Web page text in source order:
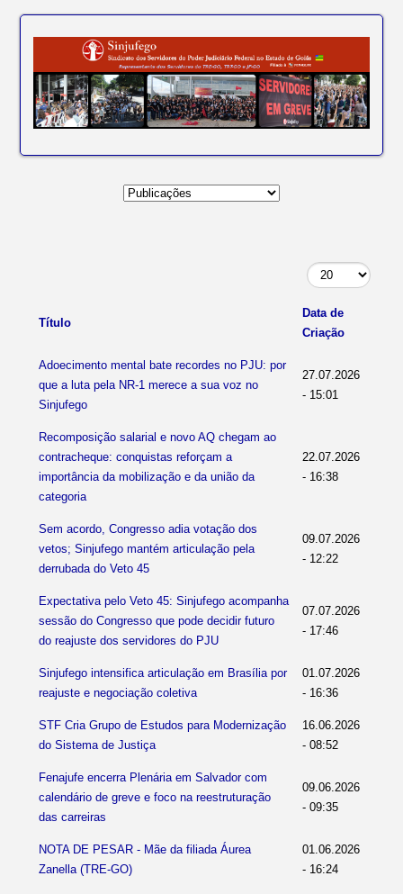
Título
Data de
Criação
Adoecimento mental bate recordes no PJU: por
que a luta pela NR-1 merece a sua voz no
Sinjufego
27.07.2026
- 15:01
Recomposição salarial e novo AQ chegam ao
contracheque: conquistas reforçam a
importância da mobilização e da união da
categoria
22.07.2026
- 16:38
Sem acordo, Congresso adia votação dos
vetos; Sinjufego mantém articulação pela
derrubada do Veto 45
09.07.2026
- 12:22
Expectativa pelo Veto 45: Sinjufego acompanha
sessão do Congresso que pode decidir futuro
do reajuste dos servidores do PJU
07.07.2026
- 17:46
Sinjufego intensifica articulação em Brasília por
reajuste e negociação coletiva
01.07.2026
- 16:36
STF Cria Grupo de Estudos para Modernização
do Sistema de Justiça
16.06.2026
- 08:52
Fenajufe encerra Plenária em Salvador com
calendário de greve e foco na reestruturação
das carreiras
09.06.2026
- 09:35
NOTA DE PESAR - Mãe da filiada Áurea
Zanella (TRE-GO)
01.06.2026
- 16:24